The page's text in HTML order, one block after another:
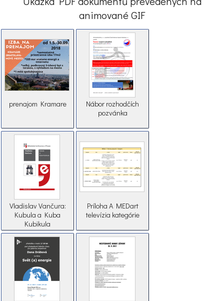
animované GIF
prenajom Kramare
Nábor rozhodčích
pozvánka
Vladislav Vančura:
Kubula a Kuba
Kubikula
Príloha A MEDart
televízia kategórie